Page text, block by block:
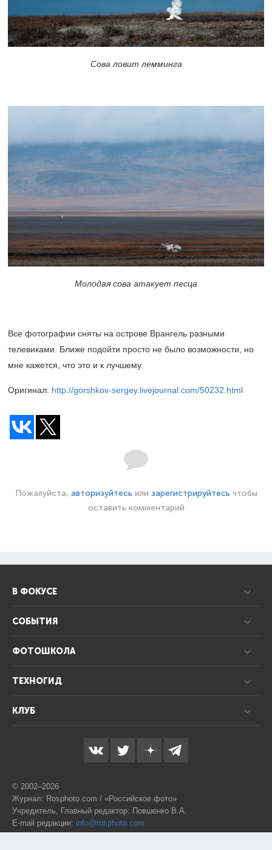
Сова ловит лемминга
Молодая сова атакует песца
Все фотографии сняты на острове Врангель разными
телевиками. Ближе подойти просто не было возможности, но
мне кажется, что это и к лучшему.
Оригинал: http://gorshkov-sergey.livejournal.com/50232.html
Пожалуйста, авторизуйтесь или зарегистрируйтесь чтобы
оставить комментарий
В ФОКУСЕ
СОБЫТИЯ
ФОТОШКОЛА
ТЕХНОГИД
КЛУБ
© 2002–2026
Журнал: Rosphoto.com / «Российское фото»
Учредитель, Главный редактор: Повшенко В.А.
E-mail редакции: info@rosphoto.com